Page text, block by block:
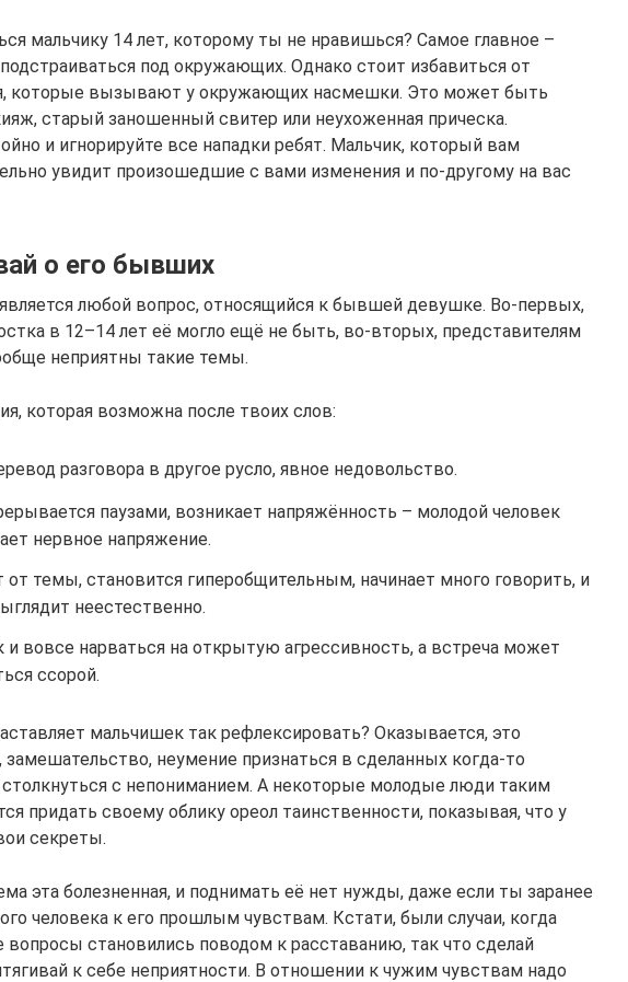
мальчику 14 лет, которому ты не нравишься? Самое главное –
под окружающих. Однако стоит избавиться от
которые вызывают у окружающих насмешки. Это может быть
старый заношенный свитер или неухоженная прическа.
и игнорируйте все нападки ребят. Мальчик, который вам
увидит произошедшие с вами изменения и по-другому на вас
о его бывших
любой вопрос, относящийся к бывшей девушке. Во-первых,
в 12–14 лет её могло ещё не быть, во-вторых, представителям
неприятны такие темы.
которая возможна после твоих слов:
разговора в другое русло, явное недовольство.
паузами, возникает напряжённость – молодой человек
нервное напряжение.
от темы, становится гиперобщительным, начинает много говорить, и
неестественно.
и вовсе нарваться на открытую агрессивность, а встреча может
ссорой.
мальчишек так рефлексировать? Оказывается, это
неумение признаться в сделанных когда-то
с непониманием. А некоторые молодые люди таким
придать своему облику ореол таинственности, показывая, что у
секреты.
эта болезненная, и поднимать её нет нужды, даже если ты заранее
человека к его прошлым чувствам. Кстати, были случаи, когда
вопросы становились поводом к расставанию, так что сделай
к себе неприятности. В отношении к чужим чувствам надо